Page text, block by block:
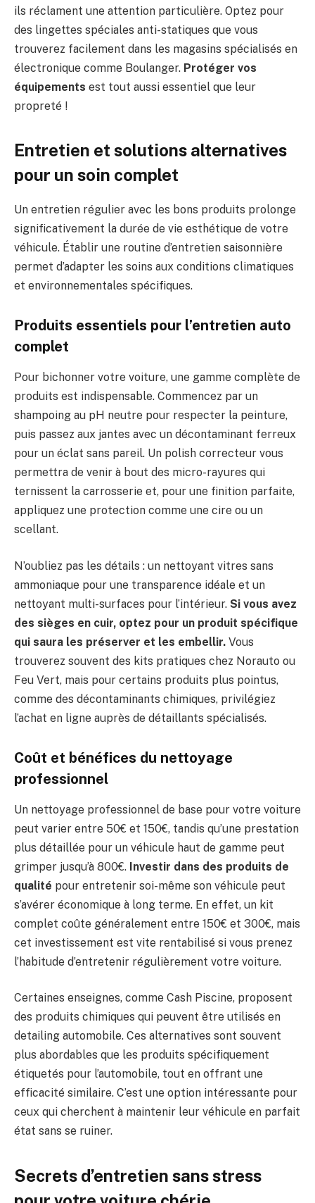
ils réclament une attention particulière. Optez pour
des lingettes spéciales anti-statiques que vous
trouverez facilement dans les magasins spécialisés en
électronique comme Boulanger. Protéger vos
équipements est tout aussi essentiel que leur
propreté !
Entretien et solutions alternatives
pour un soin complet
Un entretien régulier avec les bons produits prolonge
significativement la durée de vie esthétique de votre
véhicule. Établir une routine d’entretien saisonnière
permet d’adapter les soins aux conditions climatiques
et environnementales spécifiques.
Produits essentiels pour l’entretien auto
complet
Pour bichonner votre voiture, une gamme complète de
produits est indispensable. Commencez par un
shampoing au pH neutre pour respecter la peinture,
puis passez aux jantes avec un décontaminant ferreux
pour un éclat sans pareil. Un polish correcteur vous
permettra de venir à bout des micro-rayures qui
ternissent la carrosserie et, pour une finition parfaite,
appliquez une protection comme une cire ou un
scellant.
N’oubliez pas les détails : un nettoyant vitres sans
ammoniaque pour une transparence idéale et un
nettoyant multi-surfaces pour l’intérieur. Si vous avez
des sièges en cuir, optez pour un produit spécifique
qui saura les préserver et les embellir. Vous
trouverez souvent des kits pratiques chez Norauto ou
Feu Vert, mais pour certains produits plus pointus,
comme des décontaminants chimiques, privilégiez
l’achat en ligne auprès de détaillants spécialisés.
Coût et bénéfices du nettoyage
professionnel
Un nettoyage professionnel de base pour votre voiture
peut varier entre 50€ et 150€, tandis qu’une prestation
plus détaillée pour un véhicule haut de gamme peut
grimper jusqu’à 800€. Investir dans des produits de
qualité pour entretenir soi-même son véhicule peut
s’avérer économique à long terme. En effet, un kit
complet coûte généralement entre 150€ et 300€, mais
cet investissement est vite rentabilisé si vous prenez
l’habitude d’entretenir régulièrement votre voiture.
Certaines enseignes, comme Cash Piscine, proposent
des produits chimiques qui peuvent être utilisés en
detailing automobile. Ces alternatives sont souvent
plus abordables que les produits spécifiquement
étiquetés pour l’automobile, tout en offrant une
efficacité similaire. C’est une option intéressante pour
ceux qui cherchent à maintenir leur véhicule en parfait
état sans se ruiner.
Secrets d’entretien sans stress